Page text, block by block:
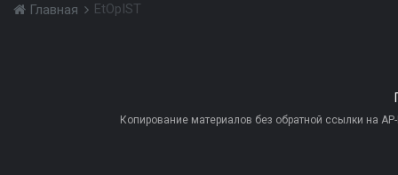
Главная EtOpIST
Копирование материалов без обратной ссылки на